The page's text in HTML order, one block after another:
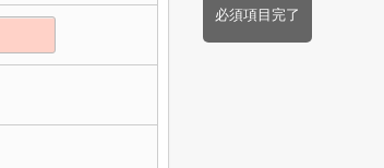
必須項目完了